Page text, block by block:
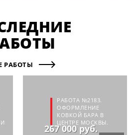
РАБОТЫ
РАБОТА №2183.
ОФОРМЛЕНИЕ
КОВКОЙ БАРА В
ЦЕНТРЕ МОСКВЫ.
267 000 руб.